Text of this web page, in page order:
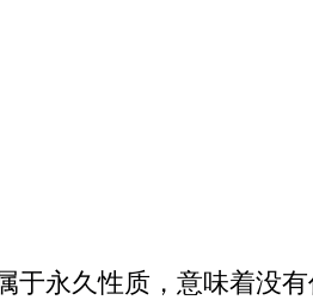
于永久性质，意味着没